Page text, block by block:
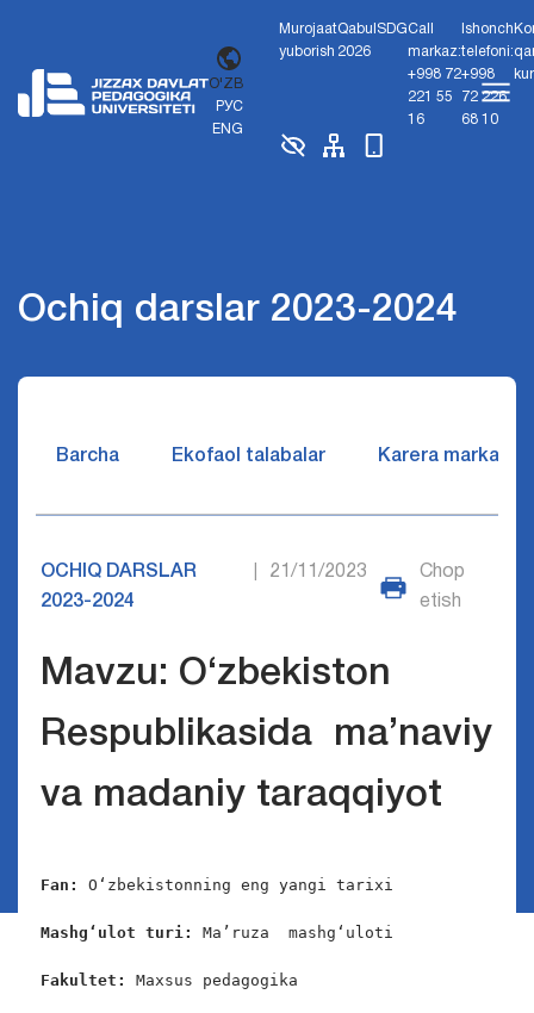
O'ZB
РУС
ENG
Murojaat
yuborish
Qabul
2026
SDGCall
markaz:
+998 72
221 55
16
Ishonch
telefoni:
+998
72 226
68 10
Ochiq darslar 2023-2024
Barcha Ekofaol talabalar Karera markazi
OCHIQ DARSLAR
2023-2024
21/11/2023
Chop
etish
Mavzu: O‘zbekiston
Respublikasida ma’naviy
va madaniy taraqqiyot
Fan: O‘zbekistonning eng yangi tarixi
Mashg‘ulot turi: Ma’ruza  mashg‘uloti
Fakultet: Maxsus pedagogika